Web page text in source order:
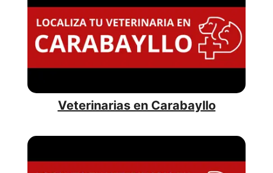
Veterinarias en Carabayllo